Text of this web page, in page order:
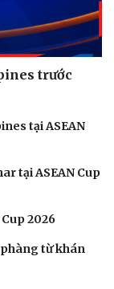
trước
tại ASEAN
tại ASEAN Cup
2026
phàng từ khán